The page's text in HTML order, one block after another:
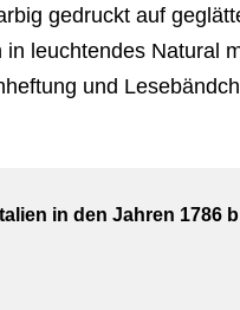
gedruckt auf
leuchtendes Natural
und
in den Jahren 1786